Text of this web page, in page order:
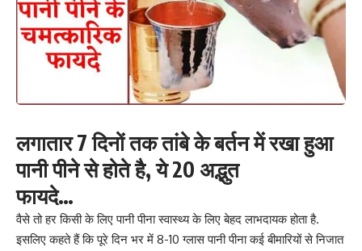
लगातार 7 दिनों तक तांबे के बर्तन में रखा हुआ
पानी पीने से होते है, ये20 अद्भुत
फायदे…
वैसे तो हर किसी के लिए पानी पीना स्वास्थ्य के लिए बेहद लाभदायक होता है.
इसलिए कहते हैं कि पूरे दिन भर में 8-10 ग्लास पानी पीना कई बीमारियों से निजात